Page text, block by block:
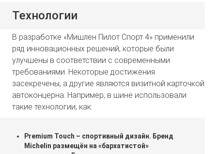
Технологии
В разработке «Мишлен Пилот Спорт 4» применили
ряд инновационных решений, которые были
улучшены в соответствии с современными
требованиями. Некоторые достижения
засекречены, а другие являются визитной карточкой
автоконцерна. Например, в шине использовали
такие технологии, как:
Premium Touch – спортивный дизайн. Бренд
Michelin размещён на «бархатистой»